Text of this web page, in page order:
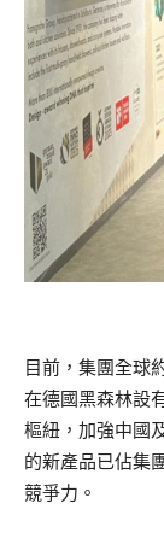
目前，集團全球
在德國黑森林設
樞紐，加強中國
的新產品已佔集
競爭力。